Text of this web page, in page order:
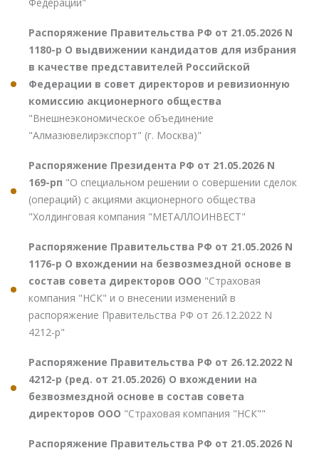
Федерации"
Распоряжение Правительства РФ от 21.05.2026 N
1180-р О выдвижении кандидатов для избрания
в качестве представителей Российской
Федерации в совет директоров и ревизионную
комиссию акционерного общества
"Внешнеэкономическое объединение
"Алмазювелирэкспорт" (г. Москва)"
Распоряжение Президента РФ от 21.05.2026 N
169-рп "О специальном решении о совершении сделок
(операций) с акциями акционерного общества
"Холдинговая компания "МЕТАЛЛОИНВЕСТ"
Распоряжение Правительства РФ от 21.05.2026 N
1176-р О вхождении на безвозмездной основе в
состав совета директоров ООО "Страховая
компания "НСК" и о внесении изменений в
распоряжение Правительства РФ от 26.12.2022 N
4212-р"
Распоряжение Правительства РФ от 26.12.2022 N
4212-р (ред. от 21.05.2026) О вхождении на
безвозмездной основе в состав совета
директоров ООО "Страховая компания "НСК""
Распоряжение Правительства РФ от 21.05.2026 N